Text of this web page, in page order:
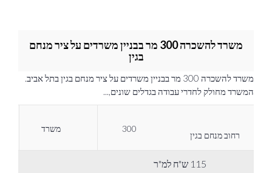
משרד להשכרה 300 מר בבניין משרדים על ציר מנחם
בגין
משרד להשכרה 300 מר בבניין משרדים על ציר מנחם בגין בתל אביב.
המשרד מחולק לחדרי עבודה בגדלים שונים,...
רחוב מנחם בגין
300 משרד
115 ש"ח למ"ר